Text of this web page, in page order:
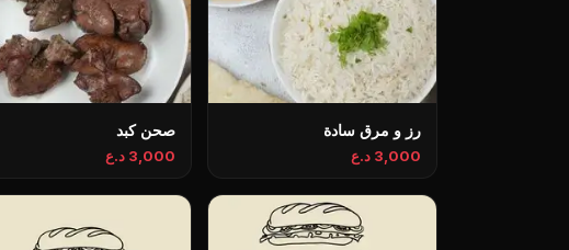
رز و مرق سادة
3,000 د.ع
صحن كبد
3,000 د.ع